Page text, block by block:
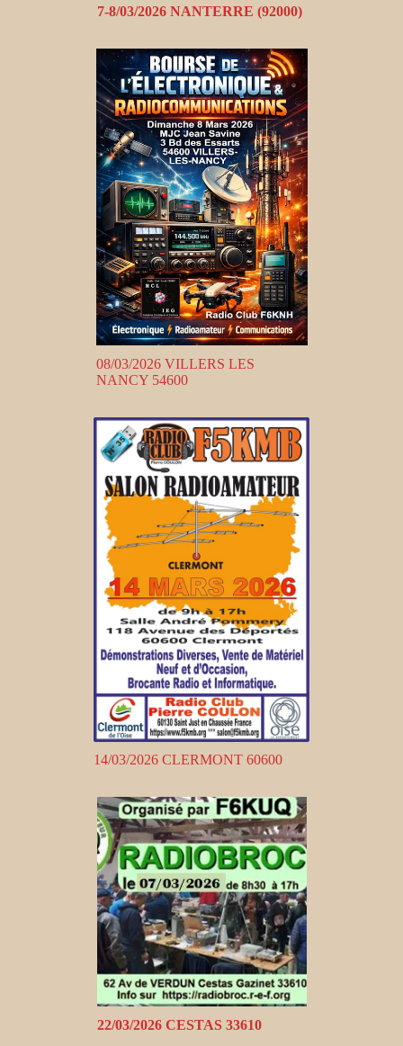
7-8/03/2026 NANTERRE (92000)
08/03/2026 VILLERS LES
NANCY 54600
14/03/2026 CLERMONT 60600
22/03/2026 CESTAS 33610